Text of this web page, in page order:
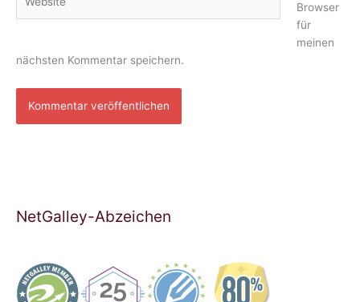
Browser
für
meinen
nächsten Kommentar speichern.
NetGalley-Abzeichen